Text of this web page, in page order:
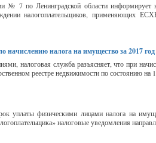
7 по Ленинградской области информирует
налогоплательщиков, применяющих
начислению налога на имущество за 2017 год
налоговая служба разъясняет, что при
реестре недвижимости по состоянию
уплаты физическими лицами налога на
налоговые уведомления